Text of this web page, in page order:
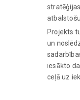
Projekts
un
iesākto
ceļā uz